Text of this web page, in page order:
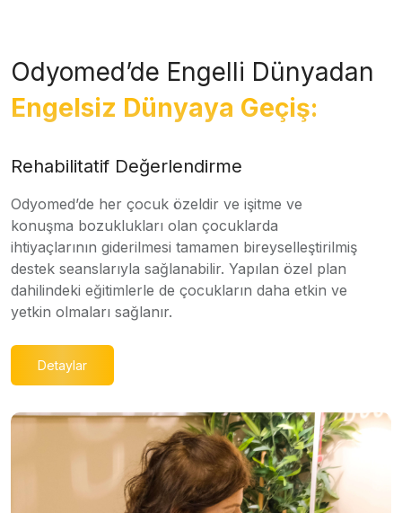
Odyomed’de Engelli Dünyadan
Engelsiz Dünyaya Geçiş:
Rehabilitatif Değerlendirme
Odyomed’de her çocuk özeldir ve işitme ve
konuşma bozuklukları olan çocuklarda
ihtiyaçlarının giderilmesi tamamen bireyselleştirilmiş
destek seanslarıyla sağlanabilir. Yapılan özel plan
dahilindeki eğitimlerle de çocukların daha etkin ve
yetkin olmaları sağlanır.
Detaylar